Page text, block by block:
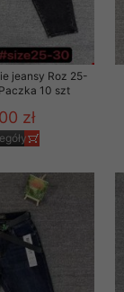
jeansy Roz 25-
10 szt
zł